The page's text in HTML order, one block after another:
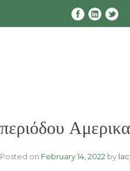
περιόδου
Posted on February 14, 2022 by